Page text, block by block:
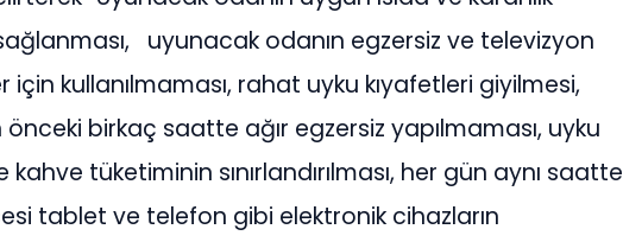
sağlanması, uyunacak odanın egzersiz ve televizyon
kullanılmaması, rahat uyku kıyafetleri giyilmesi,
birkaç saatte ağır egzersiz yapılmaması, uyku
tüketiminin sınırlandırılması, her gün aynı saatte
tablet ve telefon gibi elektronik cihazların